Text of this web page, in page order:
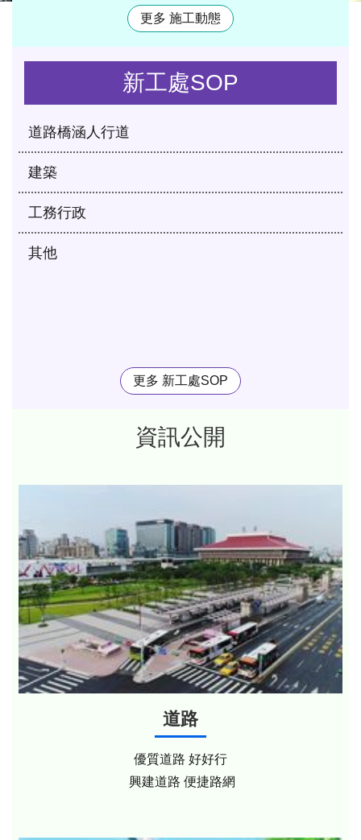
更多 施工動態
新工處SOP
道路橋涵人行道
建築
工務行政
其他
更多 新工處SOP
資訊公開
道路
優質道路 好好行
興建道路 便捷路網